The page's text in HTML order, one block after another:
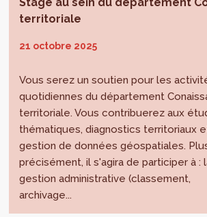
territoriale
21 octobre 2025
Vous serez un soutien pour les
quotidiennes du département
territoriale. Vous contribuerez aux
thématiques, diagnostics territoriaux
gestion de données géospatiales.
précisément, il s'agira de participer à :
gestion administrative (classement,
archivage...